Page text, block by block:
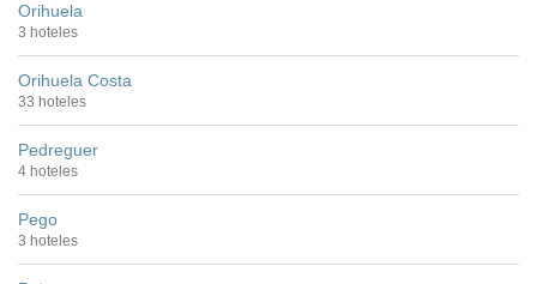
Orihuela
3 hoteles
Orihuela Costa
33 hoteles
Pedreguer
4 hoteles
Pego
3 hoteles